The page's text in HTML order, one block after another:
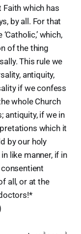
which has
by all. For that
which,
of the thing
This rule we
antiquity,
if we confess
whole Church
antiquity, if we in
which it
by our holy
like manner, if in
all, or at the